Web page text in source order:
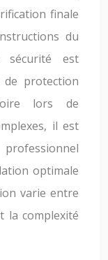
finale
du
est
de protection
lors de
il est
optimale
varie entre
complexité